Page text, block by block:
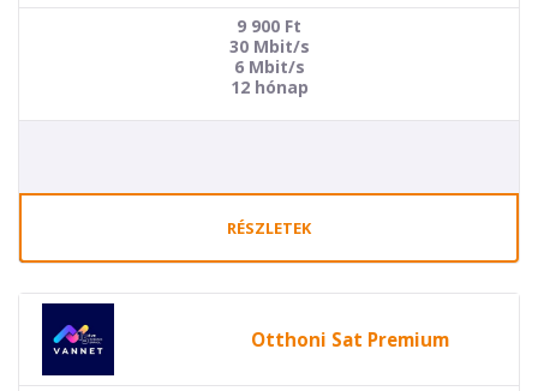
9 900 Ft
30 Mbit/s
6 Mbit/s
12 hónap
RÉSZLETEK
Otthoni Sat Premium